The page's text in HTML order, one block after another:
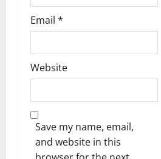
Email *
Website
Save my name, email,
and website in this